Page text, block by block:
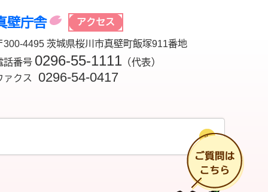
壁庁舎 アクセス
300-4495 茨城県桜川市真壁町飯塚911番地
話番号 0296-55-1111 （代表）
ァクス
0296-54-0417